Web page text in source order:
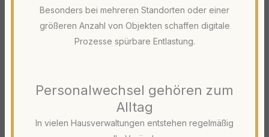
Besonders bei mehreren Standorten oder einer
größeren Anzahl von Objekten schaffen digitale
Prozesse spürbare Entlastung.
Personalwechsel gehören zum
Alltag
In vielen Hausverwaltungen entstehen regelmäßig